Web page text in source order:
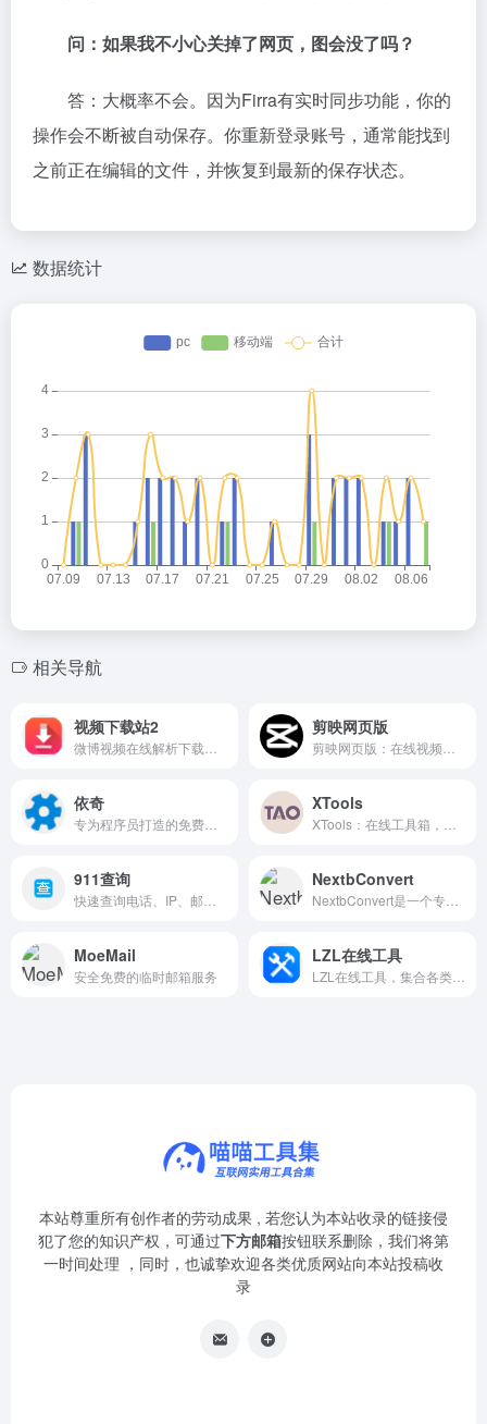
问：如果我不小心关掉了网页，图会没了吗？
答：大概率不会。因为Firra有实时同步功能，你的
操作会不断被自动保存。你重新登录账号，通常能找到
之前正在编辑的文件，并恢复到最新的保存状态。
数据统计
相关导航
视频下载站2 剪映网页版
依奇 XTools
911查询 NextbConvert
MoeMail
安全免费的临时邮箱服务
LZL在线工具
本站尊重所有创作者的劳动成果 , 若您认为本站收录的链接侵
犯了您的知识产权，可通过下方邮箱按钮联系删除，我们将第
一时间处理 ，同时，也诚挚欢迎各类优质网站向本站投稿收
录